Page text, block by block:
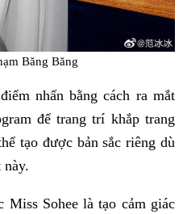
Băng Băng
nhấn bằng cách ra mắt
để trang trí khắp trang
tạo được bản sắc riêng dù
này.
Miss Sohee là tạo cảm giác